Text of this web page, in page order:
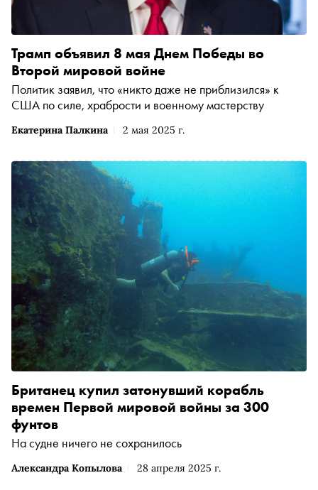
Екатерина Палкина 2 мая 2025 г.
Трамп объявил 8 мая Днем Победы во
Второй мировой войне
Политик заявил, что «никто даже не приблизился» к
США по силе, храбрости и военному мастерству
Александра Копылова 28 апреля 2025 г.
Британец купил затонувший корабль
времен Первой мировой войны за 300
фунтов
На судне ничего не сохранилось